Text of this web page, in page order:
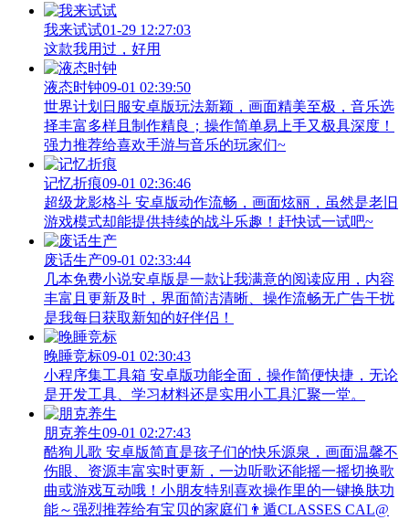
我来试试01-29 12:27:03
这款我用过，好用
液态时钟09-01 02:39:50
世界计划日服安卓版玩法新颖，画面精美至极，音乐选
择丰富多样且制作精良；操作简单易上手又极具深度！
强力推荐给喜欢手游与音乐的玩家们~
记忆折痕09-01 02:36:46
超级龙影格斗 安卓版动作流畅，画面炫丽，虽然是老旧
游戏模式却能提供持续的战斗乐趣！赶快试一试吧~
废话生产09-01 02:33:44
几本免费小说安卓版是一款让我满意的阅读应用，内容
丰富且更新及时，界面简洁清晰、操作流畅无广告干扰
是我每日获取新知的好伴侣！
晚睡竞标09-01 02:30:43
小程序集工具箱 安卓版功能全面，操作简便快捷，无论
是开发工具、学习材料还是实用小工具汇聚一堂。
朋克养生09-01 02:27:43
酷狗儿歌 安卓版简直是孩子们的快乐源泉，画面温馨不
伤眼、资源丰富实时更新，一边听歌还能摇一摇切换歌
曲或游戏互动哦！小朋友特别喜欢操作里的一键换肤功
能～强烈推荐给有宝贝的家庭们👨‍遁️CLASSES CAL@